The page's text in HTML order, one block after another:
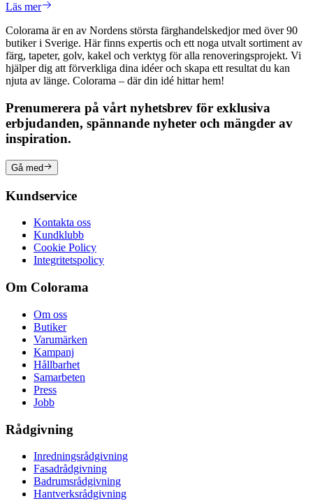
Läs mer
Colorama är en av Nordens största färghandelskedjor med över 90
butiker i Sverige. Här finns expertis och ett noga utvalt sortiment av
färg, tapeter, golv, kakel och verktyg för alla renoveringsprojekt. Vi
hjälper dig att förverkliga dina idéer och skapa ett resultat du kan
njuta av länge. Colorama – där din idé hittar hem!
Prenumerera på vårt nyhetsbrev för exklusiva
erbjudanden, spännande nyheter och mängder av
inspiration.
Gå med
Kundservice
Kontakta oss
Kundklubb
Cookie Policy
Integritetspolicy
Om Colorama
Om oss
Butiker
Varumärken
Kampanj
Hållbarhet
Samarbeten
Press
Jobb
Rådgivning
Inredningsrådgivning
Fasadrådgivning
Badrumsrådgivning
Hantverksrådgivning